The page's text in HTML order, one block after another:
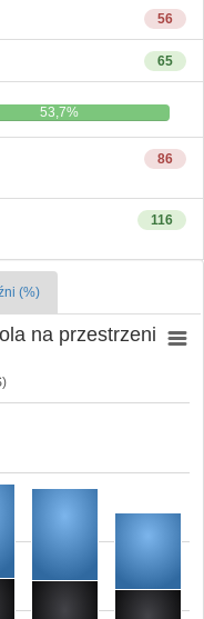
56
65
53,7%
86
116
(%)
na przestrzeni